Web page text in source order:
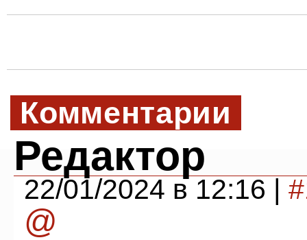
Комментарии
Редактор
22/01/2024 в 12:16 |
@